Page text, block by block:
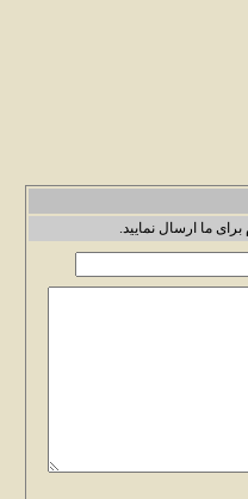
ما ارسال نمایید.